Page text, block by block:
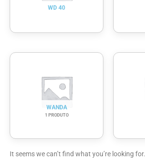
WD 40
WANDA
1 PRODUTO
It seems we can’t find what you’re looking for.